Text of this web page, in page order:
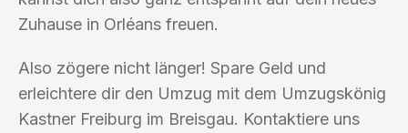
Zuhause in Orléans freuen.
Also zögere nicht länger! Spare Geld und
erleichtere dir den Umzug mit dem Umzugskönig
Kastner Freiburg im Breisgau. Kontaktiere uns